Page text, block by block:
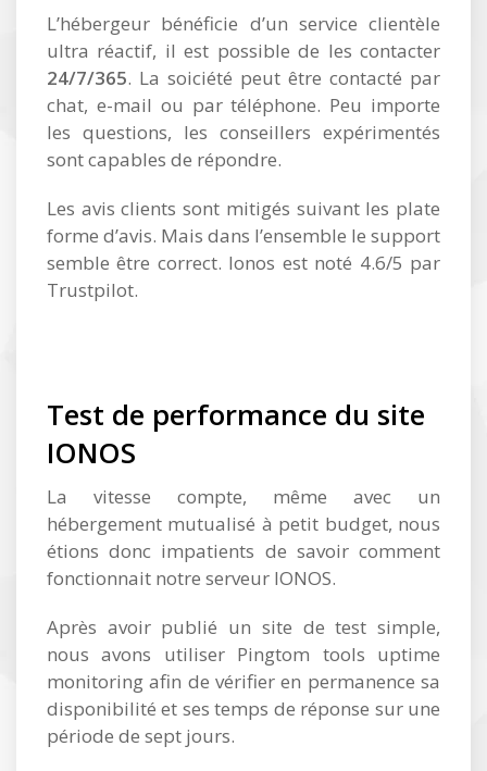
L’hébergeur bénéficie d’un service clientèle
ultra réactif, il est possible de les contacter
24/7/365. La soiciété peut être contacté par
chat, e-mail ou par téléphone. Peu importe
les questions, les conseillers expérimentés
sont capables de répondre.
Les avis clients sont mitigés suivant les plate
forme d’avis. Mais dans l’ensemble le support
semble être correct. Ionos est noté 4.6/5 par
Trustpilot.
Test de performance du site
IONOS
La vitesse compte, même avec un
hébergement mutualisé à petit budget, nous
étions donc impatients de savoir comment
fonctionnait notre serveur IONOS.
Après avoir publié un site de test simple,
nous avons utiliser Pingtom tools uptime
monitoring afin de vérifier en permanence sa
disponibilité et ses temps de réponse sur une
période de sept jours.